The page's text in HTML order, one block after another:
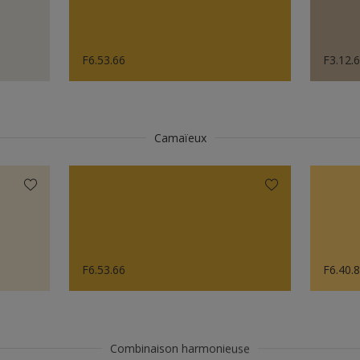
F6.53.66
Camaïeux
F6.53.66
Combinaison harmonieuse